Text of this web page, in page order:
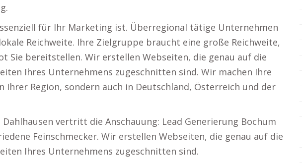
für Ihr Marketing ist. Überregional tätige Unternehmen
Reichweite. Ihre Zielgruppe braucht eine große Reichweite,
Sie bereitstellen. Wir erstellen Webseiten, die genau auf die
Ihres Unternehmens zugeschnitten sind. Wir machen Ihre
Ihrer Region, sondern auch in Deutschland, Österreich und der
Dahlhausen vertritt die Anschauung: Lead Generierung Bochum
Feinschmecker. Wir erstellen Webseiten, die genau auf die
Ihres Unternehmens zugeschnitten sind.